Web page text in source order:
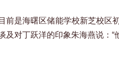
前是海曙区储能学校新芝校区
及对丁跃洋的印象朱海燕说：“